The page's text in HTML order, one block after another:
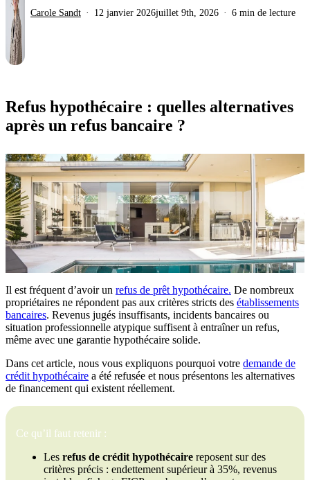
Carole Sandt 12 janvier 2026juillet 9th, 2026 6 min de lecture
Refus hypothécaire : quelles alternatives
après un refus bancaire ?
Il est fréquent d’avoir un refus de prêt hypothécaire. De nombreux
propriétaires ne répondent pas aux critères stricts des établissements
bancaires. Revenus jugés insuffisants, incidents bancaires ou
situation professionnelle atypique suffisent à entraîner un refus,
même avec une garantie hypothécaire solide.
Dans cet article, nous vous expliquons pourquoi votre demande de
crédit hypothécaire a été refusée et nous présentons les alternatives
de financement qui existent réellement.
Ce qu’il faut retenir :
Les refus de crédit hypothécaire reposent sur des
critères précis : endettement supérieur à 35%, revenus